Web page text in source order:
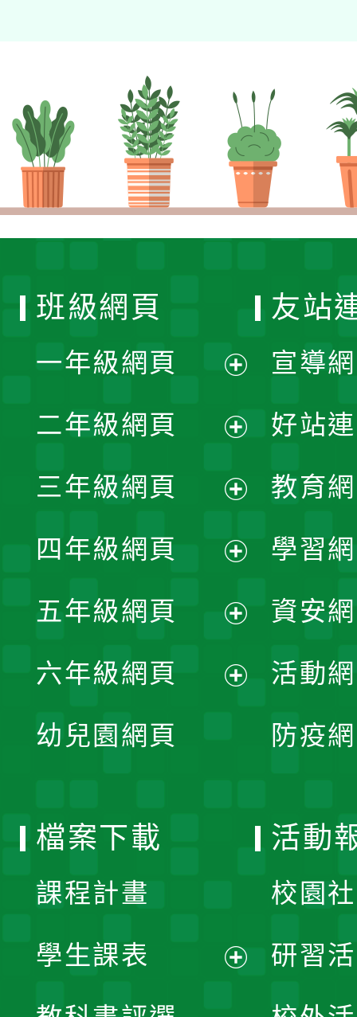
班級網頁
一年級網頁
開
選
單
二年級網頁
開
選
單
三年級網頁
開
選
單
四年級網頁
開
選
五年級網頁
開
六年級網頁
幼兒園網頁
友站
宣導
好站
教育
學習
資安
活動
防疫
檔案下載
課程計畫
學生課表
活動
校園
研習